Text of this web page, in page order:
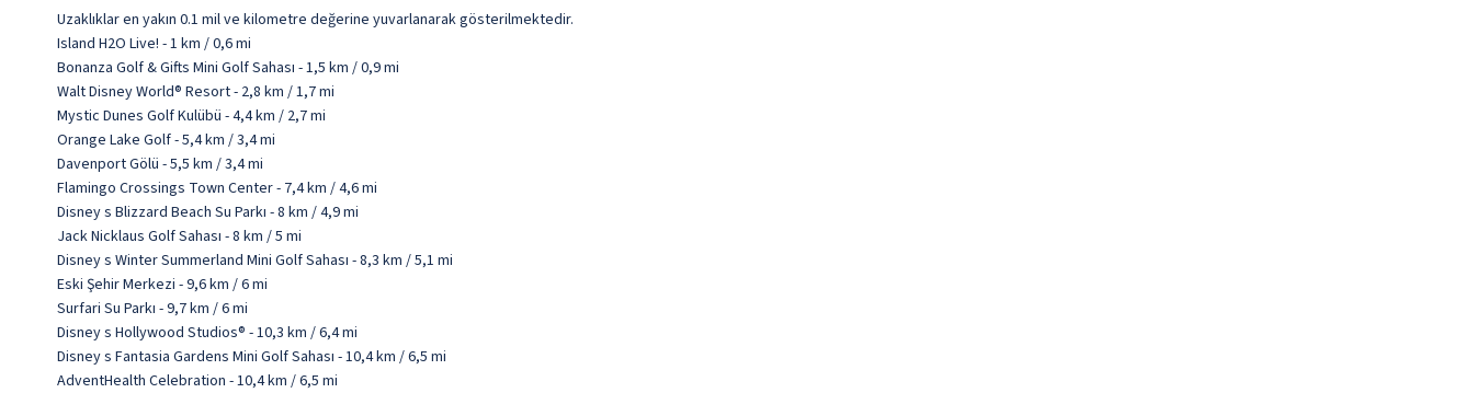
Uzaklıklar en yakın 0.1 mil ve kilometre değerine yuvarlanarak gösterilmektedir.
Island H2O Live! - 1 km / 0,6 mi
Bonanza Golf & Gifts Mini Golf Sahası - 1,5 km / 0,9 mi
Walt Disney World® Resort - 2,8 km / 1,7 mi
Mystic Dunes Golf Kulübü - 4,4 km / 2,7 mi
Orange Lake Golf - 5,4 km / 3,4 mi
Davenport Gölü - 5,5 km / 3,4 mi
Flamingo Crossings Town Center - 7,4 km / 4,6 mi
Disney s Blizzard Beach Su Parkı - 8 km / 4,9 mi
Jack Nicklaus Golf Sahası - 8 km / 5 mi
Disney s Winter Summerland Mini Golf Sahası - 8,3 km / 5,1 mi
Eski Şehir Merkezi - 9,6 km / 6 mi
Surfari Su Parkı - 9,7 km / 6 mi
Disney s Hollywood Studios® - 10,3 km / 6,4 mi
Disney s Fantasia Gardens Mini Golf Sahası - 10,4 km / 6,5 mi
AdventHealth Celebration - 10,4 km / 6,5 mi